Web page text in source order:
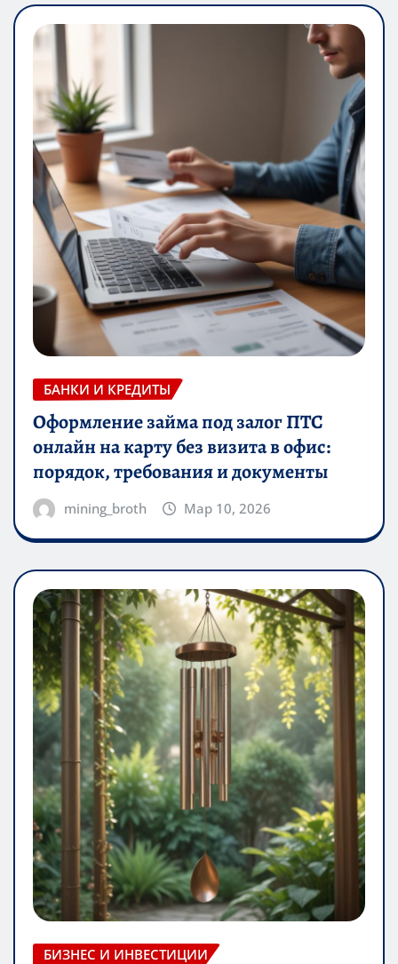
БАНКИ И КРЕДИТЫ
Оформление займа под залог ПТС
онлайн на карту без визита в офис:
порядок, требования и документы
mining_broth Мар 10, 2026
БИЗНЕС И ИНВЕСТИЦИИ